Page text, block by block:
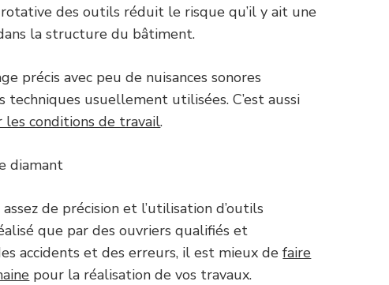
rotative des outils réduit le risque qu’il y ait une
la structure du bâtiment.
précis avec peu de nuisances sonores
techniques usuellement utilisées. C’est aussi
les conditions de travail.
diamant
de précision et l’utilisation d’outils
que par des ouvriers qualifiés et
accidents et des erreurs, il est mieux defaire
pour la réalisation de vos travaux.